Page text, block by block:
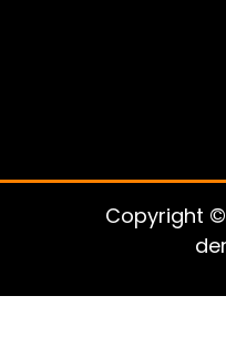
Copyright ©